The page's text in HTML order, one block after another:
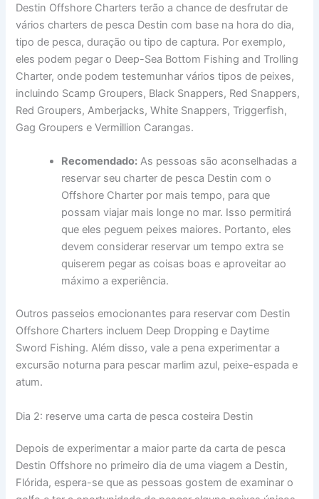
Destin Offshore Charters terão a chance de desfrutar de
vários charters de pesca Destin com base na hora do dia,
tipo de pesca, duração ou tipo de captura. Por exemplo,
eles podem pegar o Deep-Sea Bottom Fishing and Trolling
Charter, onde podem testemunhar vários tipos de peixes,
incluindo Scamp Groupers, Black Snappers, Red Snappers,
Red Groupers, Amberjacks, White Snappers, Triggerfish,
Gag Groupers e Vermillion Carangas.
Recomendado: As pessoas são aconselhadas a
reservar seu charter de pesca Destin com o
Offshore Charter por mais tempo, para que
possam viajar mais longe no mar. Isso permitirá
que eles peguem peixes maiores. Portanto, eles
devem considerar reservar um tempo extra se
quiserem pegar as coisas boas e aproveitar ao
máximo a experiência.
Outros passeios emocionantes para reservar com Destin
Offshore Charters incluem Deep Dropping e Daytime
Sword Fishing. Além disso, vale a pena experimentar a
excursão noturna para pescar marlim azul, peixe-espada e
atum.
Dia 2: reserve uma carta de pesca costeira Destin
Depois de experimentar a maior parte da carta de pesca
Destin Offshore no primeiro dia de uma viagem a Destin,
Flórida, espera-se que as pessoas gostem de examinar o